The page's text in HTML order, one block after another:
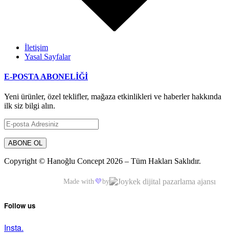
İletişim
Yasal Sayfalar
E-POSTA ABONELİĞİ
Yeni ürünler, özel teklifler, mağaza etkinlikleri ve haberler hakkında
ilk siz bilgi alın.
Copyright © Hanoğlu Concept 2026 – Tüm Hakları Saklıdır.
Made with💜by
Follow us
Insta.